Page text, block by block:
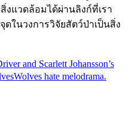
งแวดล้อมได้ผ่านลิงก์ที่เรา
ในวงการวิจัยสัตว์ป่าเป็นสิ่ง
and Scarlett Johansson’s
hate melodrama.